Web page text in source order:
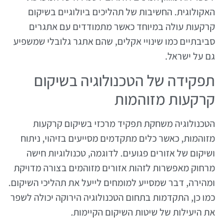
האקולוגית. החשיבות של תהליכים ביולוגיים בשיקום
קרקעות עולה במיוחד כאשר מתמודדים עם אתגרים
סביבתיים כמו שינויי אקלים, שהם אתגר גלובלי שמשפיע
גם על ישראל.
תפקידה של הטכנולוגיה בשיקום
קרקעות מזוהמות
הטכנולוגיה משחקת תפקיד מרכזי בשיקום קרקעות
מזוהמות, כאשר כלים מתקדמים מסייעים בזיהוי, ניתוח
ושיקום של אזורים פגועים. לדוגמה, טכנולוגיות חישה
מרחוק מאפשרות לזהות אזורים מזוהמים בצורה מדויקת
ומהירה, דבר שמסייע למומחים לייעל את תהליכי השיקום.
כמו כן, התקדמות בתחום הטכנולוגיה הירוקה יכולה לשפר
את היעילות של שיטות השיקום הקיימות.